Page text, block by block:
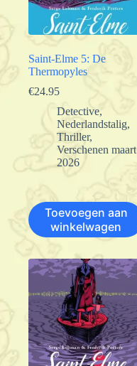
Saint-Elme 5: De
Thermopyles
€24.95
Detective,
Nederlandstalig,
Thriller,
Verschenen maart
2026
Toevoegen aan
winkelwagen